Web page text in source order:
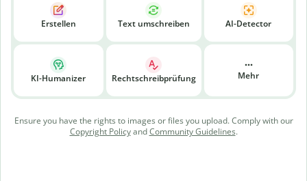
Erstellen Text umschreiben AI-Detector
KI-Humanizer Rechtschreibprüfung Mehr
Ensure you have the rights to images or files you upload. Comply with our
Copyright PolicyandCommunity Guidelines.